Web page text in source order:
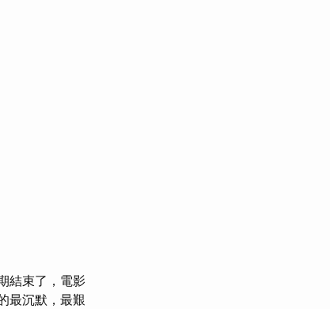
結束了，電影
最沉默，最艱